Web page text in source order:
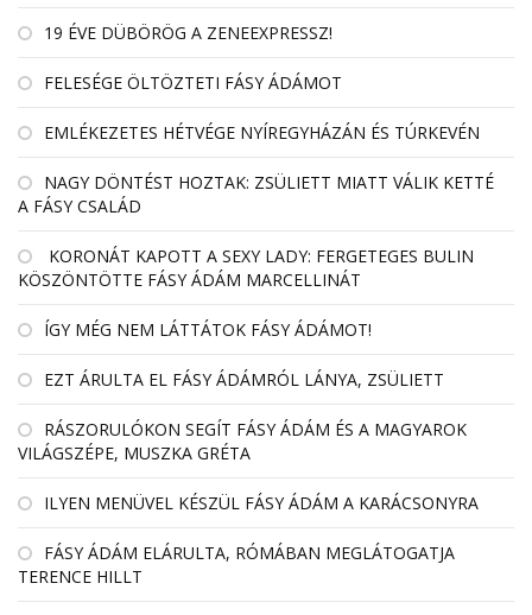
19 ÉVE DÜBÖRÖG A ZENEEXPRESSZ!
FELESÉGE ÖLTÖZTETI FÁSY ÁDÁMOT
EMLÉKEZETES HÉTVÉGE NYÍREGYHÁZÁN ÉS TÚRKEVÉN
NAGY DÖNTÉST HOZTAK: ZSÜLIETT MIATT VÁLIK KETTÉ
A FÁSY CSALÁD
KORONÁT KAPOTT A SEXY LADY: FERGETEGES BULIN
KÖSZÖNTÖTTE FÁSY ÁDÁM MARCELLINÁT
ÍGY MÉG NEM LÁTTÁTOK FÁSY ÁDÁMOT!
EZT ÁRULTA EL FÁSY ÁDÁMRÓL LÁNYA, ZSÜLIETT
RÁSZORULÓKON SEGÍT FÁSY ÁDÁM ÉS A MAGYAROK
VILÁGSZÉPE, MUSZKA GRÉTA
ILYEN MENÜVEL KÉSZÜL FÁSY ÁDÁM A KARÁCSONYRA
FÁSY ÁDÁM ELÁRULTA, RÓMÁBAN MEGLÁTOGATJA
TERENCE HILLT